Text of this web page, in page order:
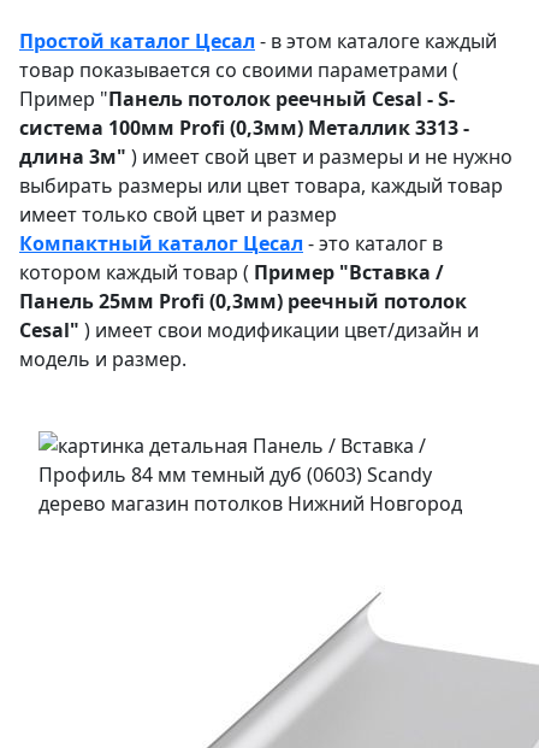
Простой каталог Цесал - в этом каталоге каждый
товар показывается со своими параметрами (
Пример "Панель потолок реечный Cesal - S-
система 100мм Profi (0,3мм) Металлик 3313 -
длина 3м" ) имеет свой цвет и размеры и не нужно
выбирать размеры или цвет товара, каждый товар
имеет только свой цвет и размер
Компактный каталог Цесал - это каталог в
котором каждый товар ( Пример "Вставка /
Панель 25мм Profi (0,3мм) реечный потолок
Cesal" ) имеет свои модификации цвет/дизайн и
модель и размер.